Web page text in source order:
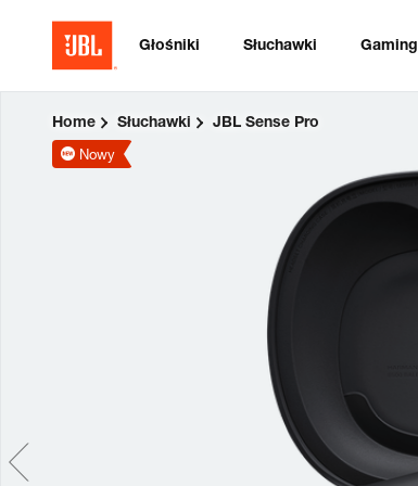
Głośniki Słuchawki Gaming
Home Słuchawki JBL Sense Pro
Nowy